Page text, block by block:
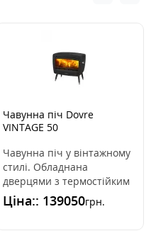
Чавунна піч Dovre
VINTAGE 50
Чавунна піч у вінтажному
стилі. Обладнана
дверцями з термостійким
склом, системою
подвійного дожига ..
Ціна:: 139050грн.